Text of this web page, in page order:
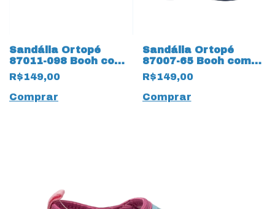
Sandália Ortopé
87011-098 Booh com
Velcro e LED 14033
Rosa
R$149,00
Comprar
Sandália Ortopé
87007-65 Booh com
LED 14032 Azul
R$149,00
Comprar